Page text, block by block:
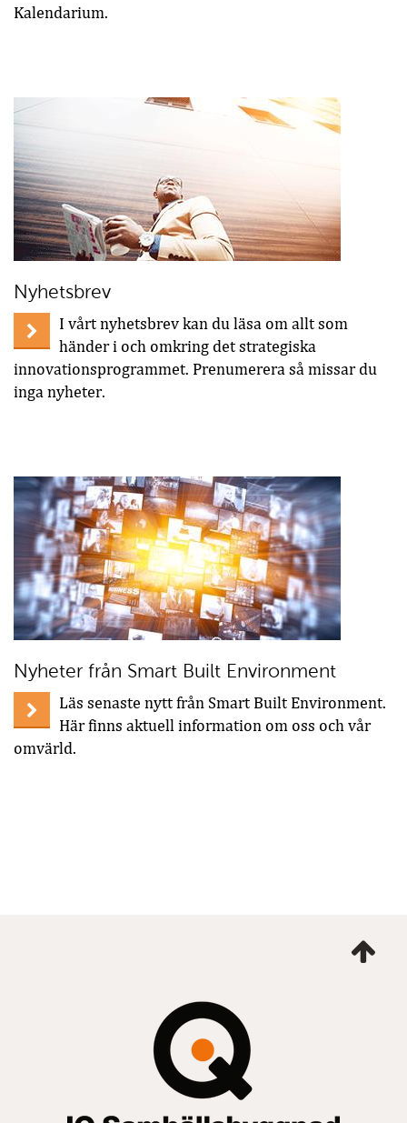
Kalendarium.
Nyhetsbrev
I vårt nyhetsbrev kan du läsa om allt som
händer i och omkring det strategiska
innovationsprogrammet. Prenumerera så missar du
inga nyheter.
Nyheter från Smart Built Environment
Läs senaste nytt från Smart Built Environment.
Här finns aktuell information om oss och vår
omvärld.
mig